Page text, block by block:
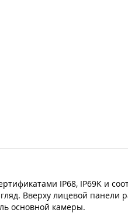
IP68, IP69K и
Вверху лицевой панели
основной камеры.